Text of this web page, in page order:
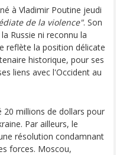
à Vladimir Poutine jeudi
de la violence". Son
Russie ni reconnu la
reflète la position délicate
historique, pour ses
liens avec l'Occident au
20 millions de dollars pour
Par ailleurs, le
résolution condamnant
forces. Moscou,